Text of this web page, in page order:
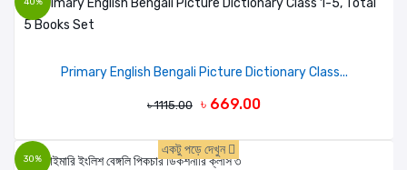
Primary English Bengali Picture Dictionary Class...
৳ 1115.00 ৳ 669.00
30%
একটু পড়ে দেখুন